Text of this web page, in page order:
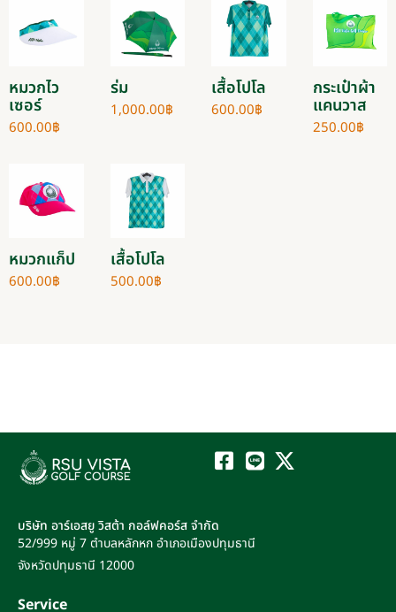
หมวกไว
เซอร์
600.00฿
ร่ม
1,000.00฿
เสื้อโปโล
600.00฿
กระเป๋าผ้า
แคนวาส
250.00฿
หมวกแก็ป
600.00฿
เสื้อโปโล
500.00฿
บริษัท อาร์เอสยู วิสต้า กอล์ฟคอร์ส จำกัด
52/999 หมู่ 7ตำบลหลักหกอำเภอเมืองปทุมธานี
จังหวัดปทุมธานี 12000
Service